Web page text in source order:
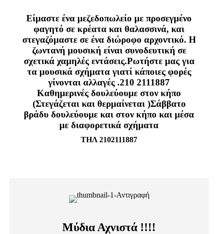
Είμαστε ένα μεζεδοπωλείο με προσεγμένο
φαγητό σε κρέατα και θαλασσινά, και
στεγαζόμαστε σε ένα διώροφο αρχοντικό. Η
ζωντανή μουσική είναι συνοδευτική σε
σχετικά χαμηλές εντάσεις.Ρωτήστε μας για
τα μουσικά σχήματα γιατί κάποιες φορές
γίνονται αλλαγές .210 2111887
Καθημερινές δουλεύουμε στον κήπο
(Στεγάζεται και θερμαίνεται )Σάββατο
βράδυ δουλεύουμε και στον κήπο και μέσα
με διαφορετικά σχήματα
ΤΗΛ 2102111887
Μύδια Αχνιστά !!!!